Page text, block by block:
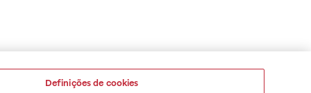
Definições de cookies